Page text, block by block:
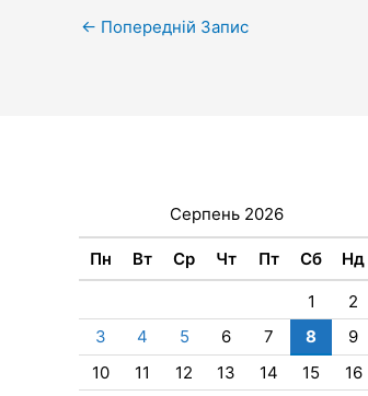
← Попередній Запис
Серпень 2026
Пн Вт Ср Чт Пт Сб Нд
1
2
3
4 5 6 7 8
9
10
11 12 13 14 15
16